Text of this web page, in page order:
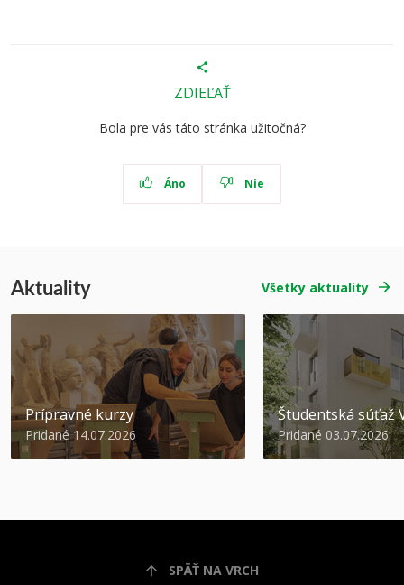
ZDIEĽAŤ
Bola pre vás táto stránka užitočná?
Áno Nie
Aktuality Všetky aktuality
Prípravné kurzy
Pridané 14.07.2026
Študentská súťaž
Pridané 03.07.2026
SPÄŤ NA VRCH